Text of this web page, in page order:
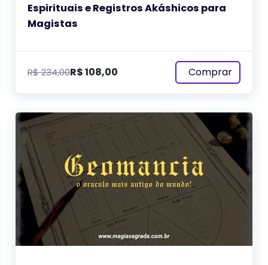
Espirituais e Registros Akáshicos para
Magistas
R$234,00R$108,00 Comprar